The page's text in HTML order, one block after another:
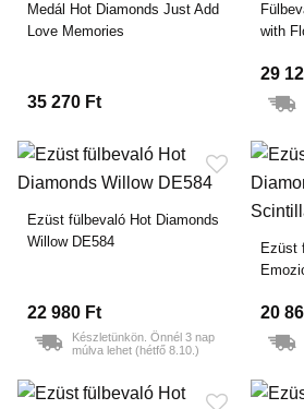
Medál Hot Diamonds Just Add
Love Memories
35 270 Ft
with
29
Ezüst fülbevaló Hot Diamonds
Willow DE584
22 980 Ft
Készletünkön. Önnél 3 nap
múlva lehet (hétfő 8.10.)
Ezüst
20